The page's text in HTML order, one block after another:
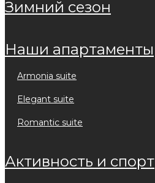
зимний сезон
наши апартаменты
armonia suite
elegant suite
romantic suite
активность и спорт